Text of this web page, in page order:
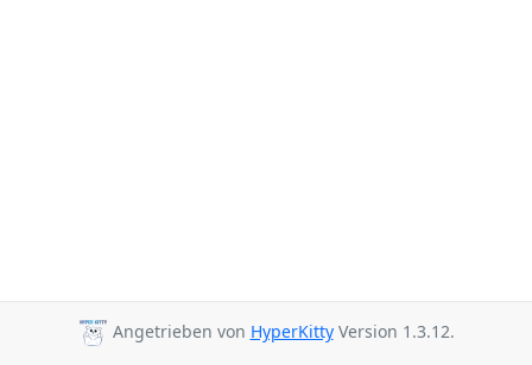
Angetrieben von HyperKittyVersion 1.3.12.